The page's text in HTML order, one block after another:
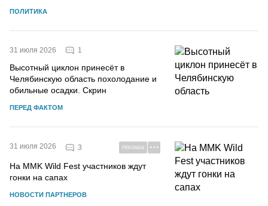
ПОЛИТИКА
31 июля 2026 1
Высотный циклон принесёт в
Челябинскую область похолодание и
обильные осадки. Скрин
ПЕРЕД ФАКТОМ
31 июля 2026 3 РЕКЛАМА
На MMK Wild Fest участников ждут
гонки на сапах
НОВОСТИ ПАРТНЕРОВ